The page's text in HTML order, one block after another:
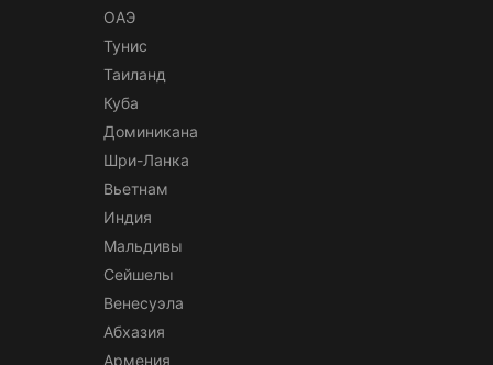
ОАЭ
Тунис
Таиланд
Куба
Доминикана
Шри-Ланка
Вьетнам
Индия
Мальдивы
Сейшелы
Венесуэла
Абхазия
Армения